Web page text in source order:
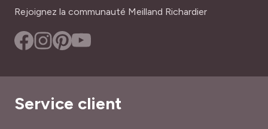
Rejoignez la communauté Meilland Richardier
Service client